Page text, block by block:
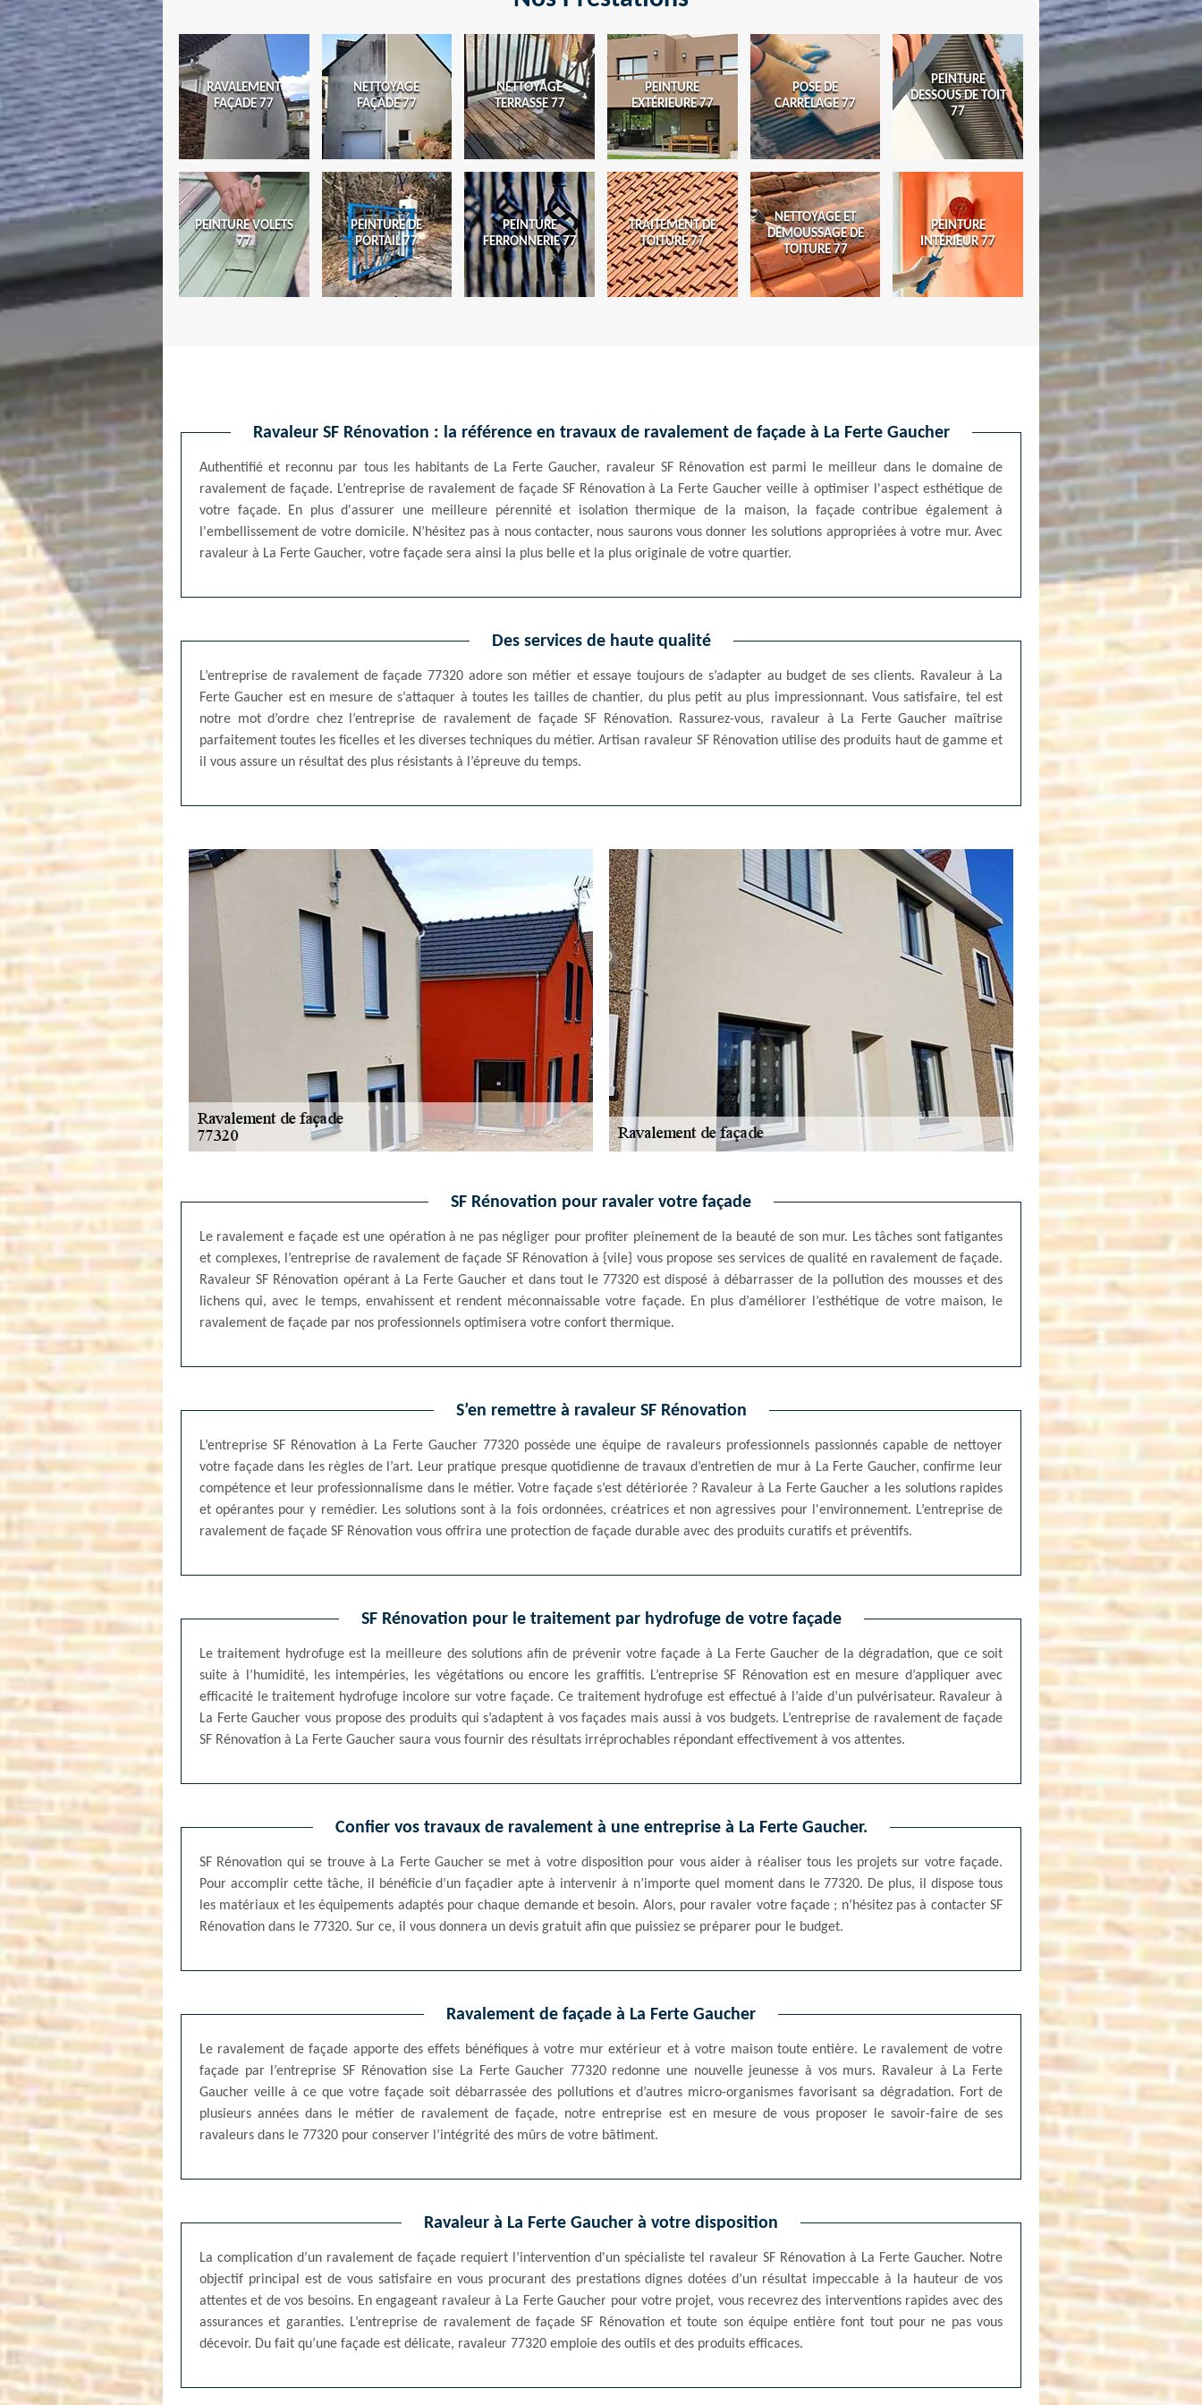
RAVALEMENT
FAÇADE 77
NETTOYAGE
FAÇADE 77
NETTOYAGE
TERRASSE 77
PEINTURE
EXTÉRIEURE 77
POSE DE
CARRELAGE 77
PEINTURE
DESSOUS DE TOIT
77
PEINTURE VOLETS
77
PEINTURE DE
PORTAIL 77
PEINTURE
FERRONNERIE 77
TRAITEMENT DE
TOITURE 77
NETTOYAGE ET
DÉMOUSSAGE DE
TOITURE 77
PEINTURE
INTÉRIEUR 77
Ravaleur SF Rénovation : la référence en travaux de ravalement de façade à La Ferte Gaucher
Authentifié et reconnu par tous les habitants de La Ferte Gaucher, ravaleur SF Rénovation est parmi le meilleur dans le domaine de
ravalement de façade. L’entreprise de ravalement de façade SF Rénovation à La Ferte Gaucher veille à optimiser l'aspect esthétique de
votre façade. En plus d'assurer une meilleure pérennité et isolation thermique de la maison, la façade contribue également à
l'embellissement de votre domicile. N’hésitez pas à nous contacter, nous saurons vous donner les solutions appropriées à votre mur. Avec
ravaleur à La Ferte Gaucher, votre façade sera ainsi la plus belle et la plus originale de votre quartier.
Des services de haute qualité
L’entreprise de ravalement de façade 77320 adore son métier et essaye toujours de s’adapter au budget de ses clients. Ravaleur à La
Ferte Gaucher est en mesure de s’attaquer à toutes les tailles de chantier, du plus petit au plus impressionnant. Vous satisfaire, tel est
notre mot d’ordre chez l’entreprise de ravalement de façade SF Rénovation. Rassurez-vous, ravaleur à La Ferte Gaucher maîtrise
parfaitement toutes les ficelles et les diverses techniques du métier. Artisan ravaleur SF Rénovation utilise des produits haut de gamme et
il vous assure un résultat des plus résistants à l’épreuve du temps.
SF Rénovation pour ravaler votre façade
Le ravalement e façade est une opération à ne pas négliger pour profiter pleinement de la beauté de son mur. Les tâches sont fatigantes
et complexes, l’entreprise de ravalement de façade SF Rénovation à {vile} vous propose ses services de qualité en ravalement de façade.
Ravaleur SF Rénovation opérant à La Ferte Gaucher et dans tout le 77320 est disposé à débarrasser de la pollution des mousses et des
lichens qui, avec le temps, envahissent et rendent méconnaissable votre façade. En plus d’améliorer l’esthétique de votre maison, le
ravalement de façade par nos professionnels optimisera votre confort thermique.
S’en remettre à ravaleur SF Rénovation
L’entreprise SF Rénovation à La Ferte Gaucher 77320 possède une équipe de ravaleurs professionnels passionnés capable de nettoyer
votre façade dans les règles de l’art. Leur pratique presque quotidienne de travaux d’entretien de mur à La Ferte Gaucher, confirme leur
compétence et leur professionnalisme dans le métier. Votre façade s’est détériorée ? Ravaleur à La Ferte Gaucher a les solutions rapides
et opérantes pour y remédier. Les solutions sont à la fois ordonnées, créatrices et non agressives pour l'environnement. L’entreprise de
ravalement de façade SF Rénovation vous offrira une protection de façade durable avec des produits curatifs et préventifs.
SF Rénovation pour le traitement par hydrofuge de votre façade
Le traitement hydrofuge est la meilleure des solutions afin de prévenir votre façade à La Ferte Gaucher de la dégradation, que ce soit
suite à l’humidité, les intempéries, les végétations ou encore les graffitis. L’entreprise SF Rénovation est en mesure d’appliquer avec
efficacité le traitement hydrofuge incolore sur votre façade. Ce traitement hydrofuge est effectué à l’aide d’un pulvérisateur. Ravaleur à
La Ferte Gaucher vous propose des produits qui s’adaptent à vos façades mais aussi à vos budgets. L’entreprise de ravalement de façade
SF Rénovation à La Ferte Gaucher saura vous fournir des résultats irréprochables répondant effectivement à vos attentes.
Confier vos travaux de ravalement à une entreprise à La Ferte Gaucher.
SF Rénovation qui se trouve à La Ferte Gaucher se met à votre disposition pour vous aider à réaliser tous les projets sur votre façade.
Pour accomplir cette tâche, il bénéficie d’un façadier apte à intervenir à n’importe quel moment dans le 77320. De plus, il dispose tous
les matériaux et les équipements adaptés pour chaque demande et besoin. Alors, pour ravaler votre façade ; n’hésitez pas à contacter SF
Rénovation dans le 77320. Sur ce, il vous donnera un devis gratuit afin que puissiez se préparer pour le budget.
Ravalement de façade à La Ferte Gaucher
Le ravalement de façade apporte des effets bénéfiques à votre mur extérieur et à votre maison toute entière. Le ravalement de votre
façade par l’entreprise SF Rénovation sise La Ferte Gaucher 77320 redonne une nouvelle jeunesse à vos murs. Ravaleur à La Ferte
Gaucher veille à ce que votre façade soit débarrassée des pollutions et d’autres micro-organismes favorisant sa dégradation. Fort de
plusieurs années dans le métier de ravalement de façade, notre entreprise est en mesure de vous proposer le savoir-faire de ses
ravaleurs dans le 77320 pour conserver l’intégrité des mûrs de votre bâtiment.
Ravaleur à La Ferte Gaucher à votre disposition
La complication d’un ravalement de façade requiert l’intervention d'un spécialiste tel ravaleur SF Rénovation à La Ferte Gaucher. Notre
objectif principal est de vous satisfaire en vous procurant des prestations dignes dotées d’un résultat impeccable à la hauteur de vos
attentes et de vos besoins. En engageant ravaleur à La Ferte Gaucher pour votre projet, vous recevrez des interventions rapides avec des
assurances et garanties. L’entreprise de ravalement de façade SF Rénovation et toute son équipe entière font tout pour ne pas vous
décevoir. Du fait qu’une façade est délicate, ravaleur 77320 emploie des outils et des produits efficaces.